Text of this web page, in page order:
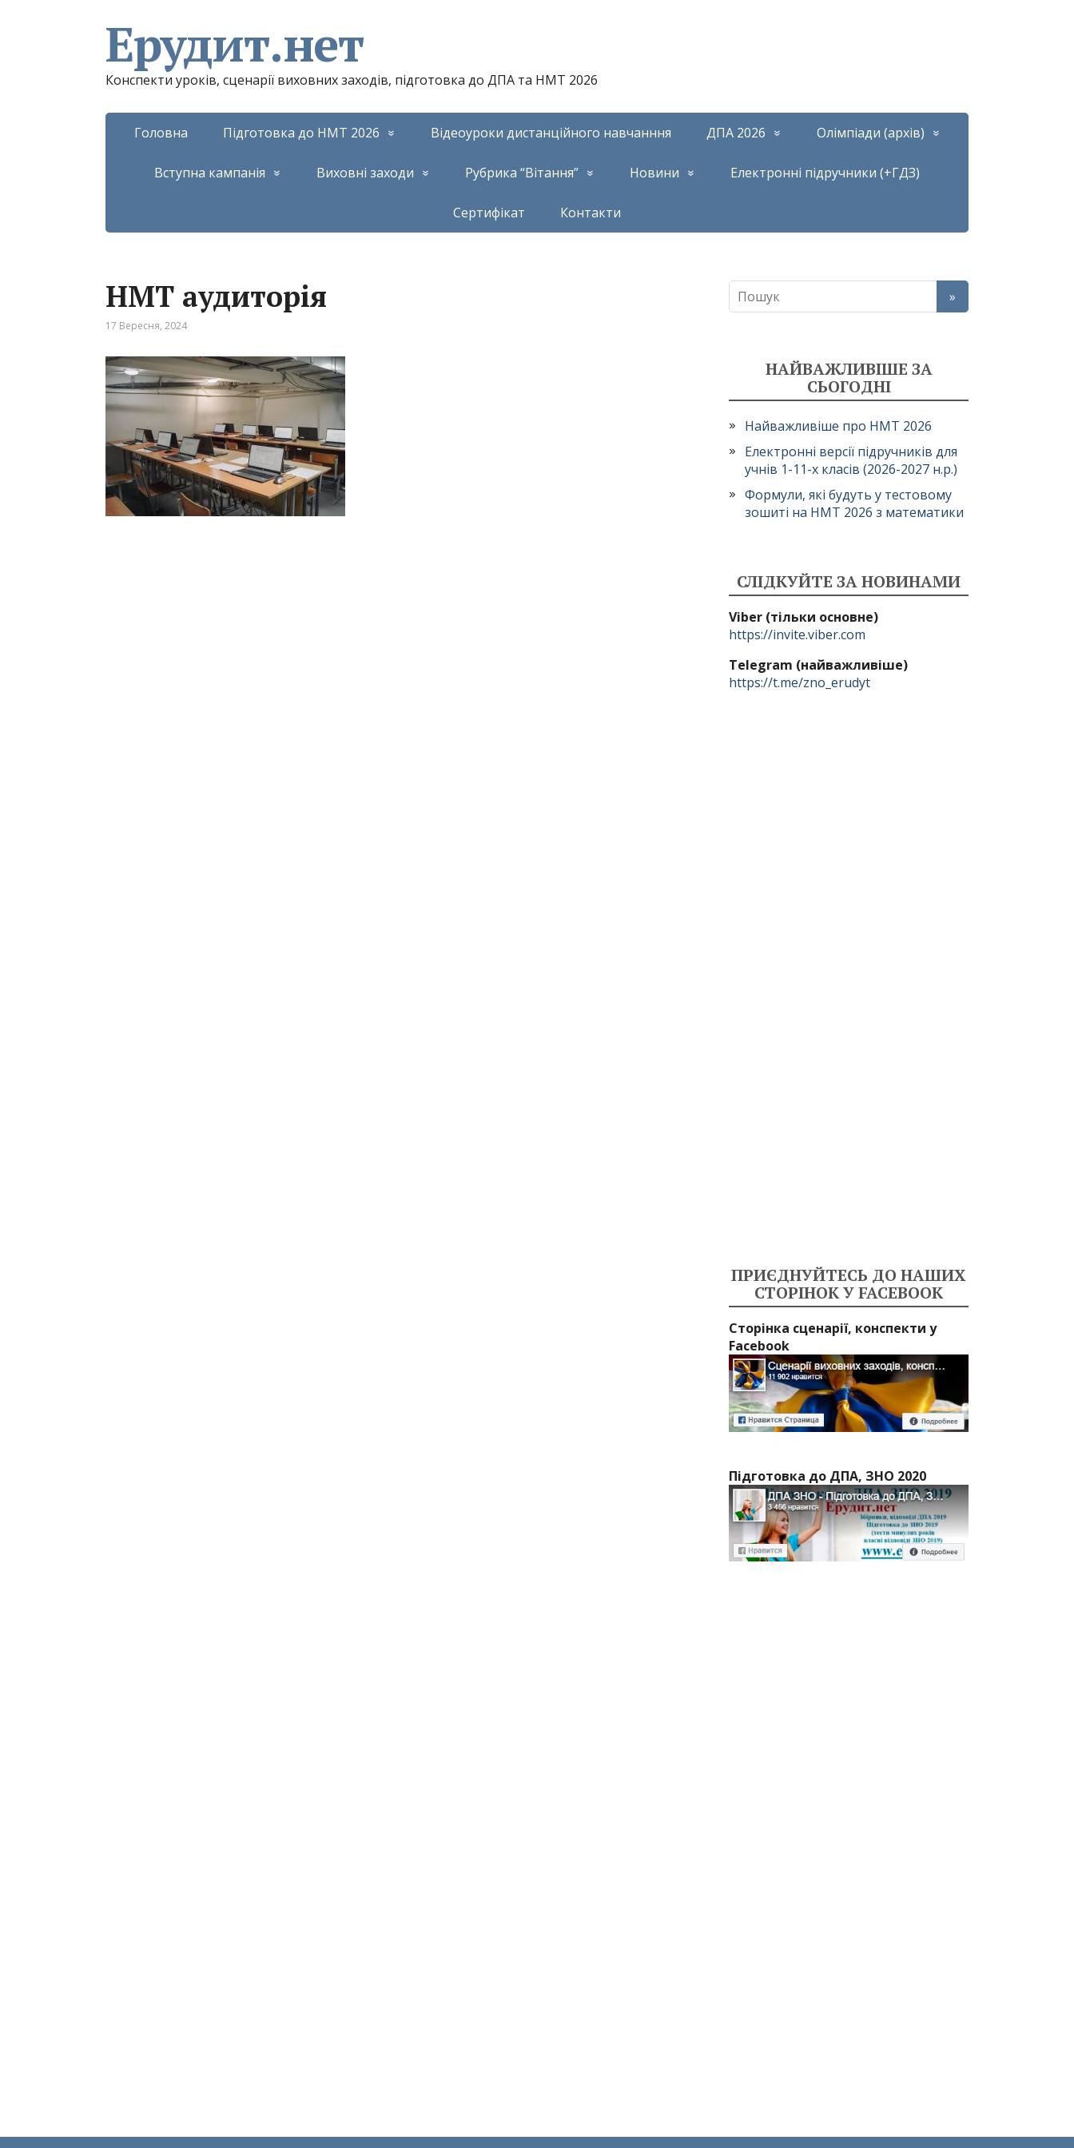
Ерудит.нет
Конспекти уроків, сценарії виховних заходів, підготовка до ДПА та НМТ 2026
Головна Підготовка до НМТ 2026 Відеоуроки дистанційного навчанння ДПА 2026 Олімпіади (архів)
Вступна кампанія Виховні заходи Рубрика “Вітання” Новини Електронні підручники (+ГДЗ)
Сертифікат Контакти
НМТ аудиторія
17 Вересня, 2024
НАЙВАЖЛИВІШЕ ЗА
СЬОГОДНІ
Найважливіше про НМТ 2026
Електронні версії підручників для
учнів 1-11-х класів (2026-2027 н.р.)
Формули, які будуть у тестовому
зошиті на НМТ 2026 з математики
СЛІДКУЙТЕ ЗА НОВИНАМИ
Viber (тільки основне)
https://invite.viber.com
Telegram (найважливіше)
https://t.me/zno_erudyt
ПРИЄДНУЙТЕСЬ ДО НАШИХ
СТОРІНОК У FACEBOOK
Сторінка сценарії, конспекти у
Facebook
Підготовка до ДПА, ЗНО 2020